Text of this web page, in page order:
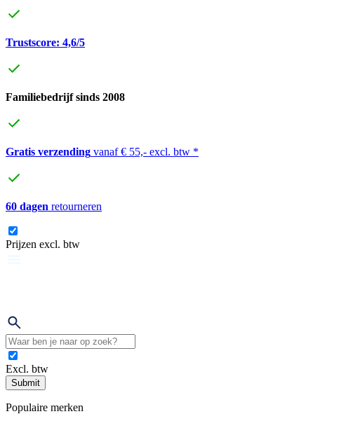
Trustscore: 4,6/5
Familiebedrijf sinds 2008
Gratis verzending vanaf € 55,- excl. btw *
60 dagen retourneren
Prijzen excl. btw
Excl. btw
Submit
Populaire merken